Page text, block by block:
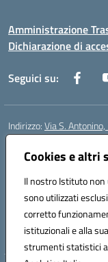
Cookies e altri
Il nostro Istituto
sono utilizzati
corretto
istituzionali e alla
strumenti statistici
Amministrazione
Dichiarazione di
Seguici su:
Indirizzo:Via S.
Centralino:
Posta elettronica
Codice fiscale:
Codice meccanografico:
Codice Indice delle
Codice unico di